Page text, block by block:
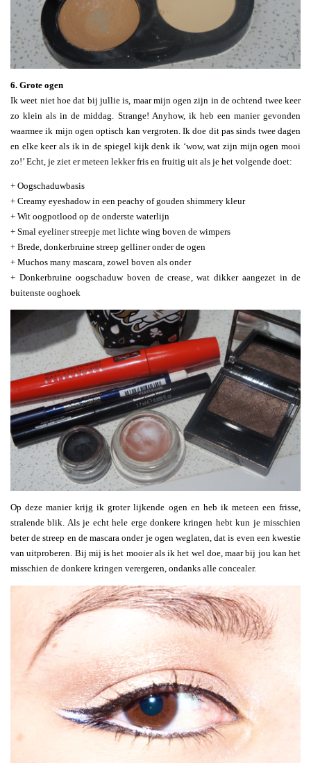
6. Grote ogen
Ik weet niet hoe dat bij jullie is, maar mijn ogen zijn in de ochtend twee keer
zo klein als in de middag. Strange! Anyhow, ik heb een manier gevonden
waarmee ik mijn ogen optisch kan vergroten. Ik doe dit pas sinds twee dagen
en elke keer als ik in de spiegel kijk denk ik ‘wow, wat zijn mijn ogen mooi
zo!’ Echt, je ziet er meteen lekker fris en fruitig uit als je het volgende doet:
+ Oogschaduwbasis
+ Creamy eyeshadow in een peachy of gouden shimmery kleur
+ Wit oogpotlood op de onderste waterlijn
+ Smal eyeliner streepje met lichte wing boven de wimpers
+ Brede, donkerbruine streep gelliner onder de ogen
+ Muchos many mascara, zowel boven als onder
+ Donkerbruine oogschaduw boven de crease, wat dikker aangezet in de
buitenste ooghoek
Op deze manier krijg ik groter lijkende ogen en heb ik meteen een frisse,
stralende blik. Als je echt hele erge donkere kringen hebt kun je misschien
beter de streep en de mascara onder je ogen weglaten, dat is even een kwestie
van uitproberen. Bij mij is het mooier als ik het wel doe, maar bij jou kan het
misschien de donkere kringen verergeren, ondanks alle concealer.